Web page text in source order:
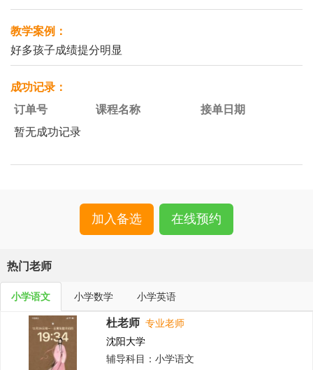
教学案例：
好多孩子成绩提分明显
成功记录：
订单号
课程名称
接单日期
暂无成功记录
加入备选 在线预约
热门老师
小学语文 小学数学 小学英语
杜老师 专业老师
沈阳大学
辅导科目：小学语文